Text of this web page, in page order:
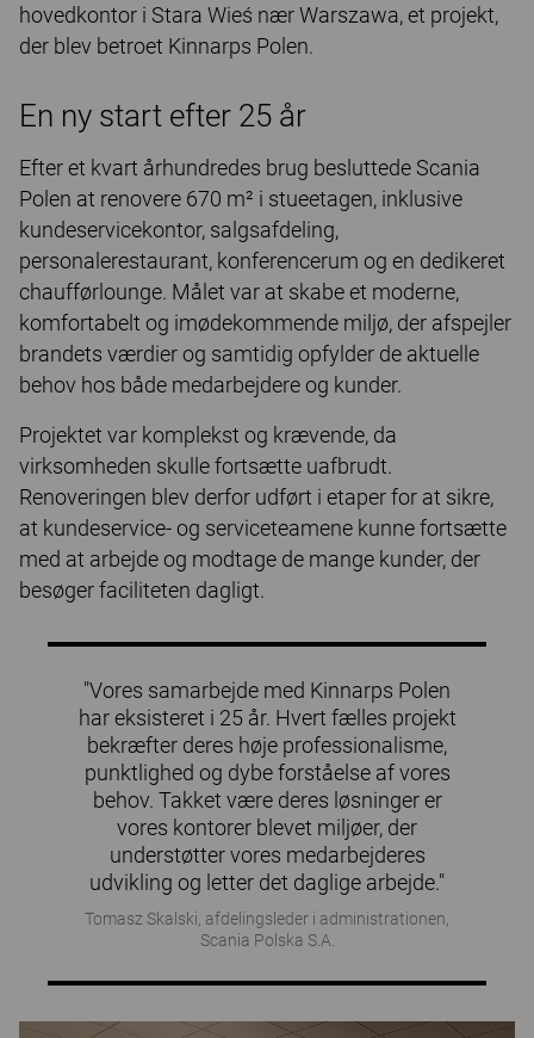
hovedkontor i Stara Wieś nær Warszawa, et projekt,
der blev betroet Kinnarps Polen.
En ny start efter 25 år
Efter et kvart århundredes brug besluttede Scania
Polen at renovere 670 m² i stueetagen, inklusive
kundeservicekontor, salgsafdeling,
personalerestaurant, konferencerum og en dedikeret
chaufførlounge. Målet var at skabe et moderne,
komfortabelt og imødekommende miljø, der afspejler
brandets værdier og samtidig opfylder de aktuelle
behov hos både medarbejdere og kunder.
Projektet var komplekst og krævende, da
virksomheden skulle fortsætte uafbrudt.
Renoveringen blev derfor udført i etaper for at sikre,
at kundeservice- og serviceteamene kunne fortsætte
med at arbejde og modtage de mange kunder, der
besøger faciliteten dagligt.
"Vores samarbejde med Kinnarps Polen
har eksisteret i 25 år. Hvert fælles projekt
bekræfter deres høje professionalisme,
punktlighed og dybe forståelse af vores
behov. Takket være deres løsninger er
vores kontorer blevet miljøer, der
understøtter vores medarbejderes
udvikling og letter det daglige arbejde."
Tomasz Skalski, afdelingsleder i administrationen,
Scania Polska S.A.